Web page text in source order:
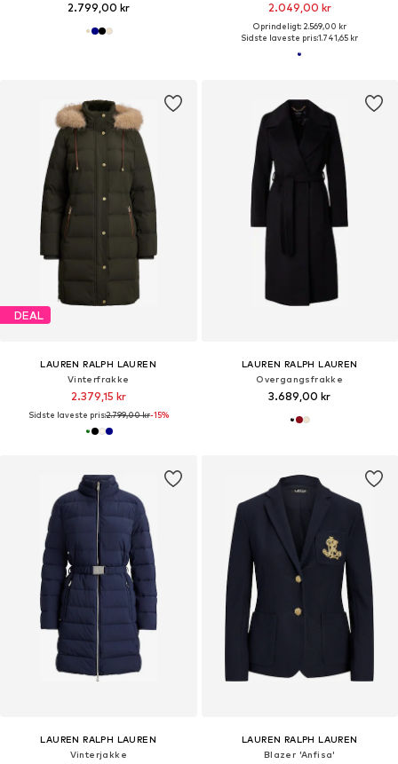
2.799,00 kr 2.049,00 kr
Oprindeligt: 2.569,00 kr
Sidste laveste pris:1.741,65 kr
DEAL
LAUREN RALPH LAUREN
Vinterfrakke
2.379,15 kr
Sidste laveste pris:2.799,00 kr-15%
LAUREN RALPH LAUREN
Overgangsfrakke
3.689,00 kr
LAUREN RALPH LAUREN
Vinterjakke
LAUREN RALPH LAUREN
Blazer 'Anfisa'